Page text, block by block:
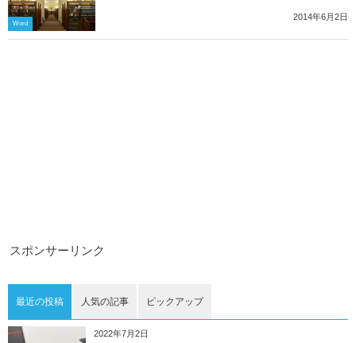
Word
2014年6月2日
スポンサーリンク
最近の投稿 人気の記事 ピックアップ
2022年7月2日